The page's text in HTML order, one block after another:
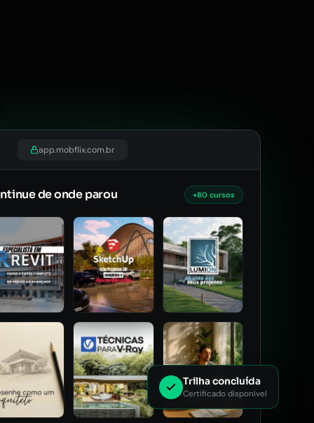
app.mobflix.com.br
de onde parou +80 cursos
Trilha concluída
Certificado disponível